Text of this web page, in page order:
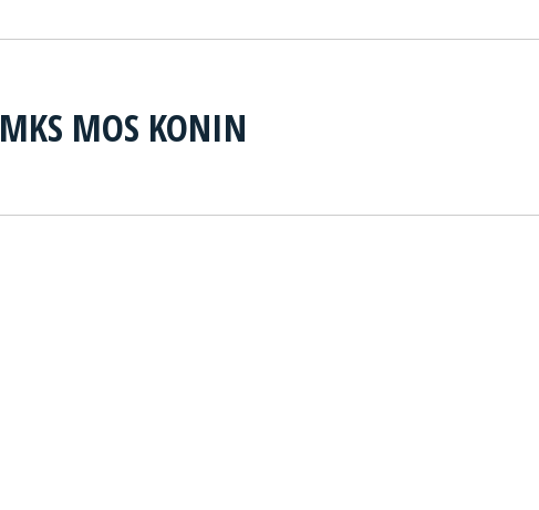
MKS MOS KONIN